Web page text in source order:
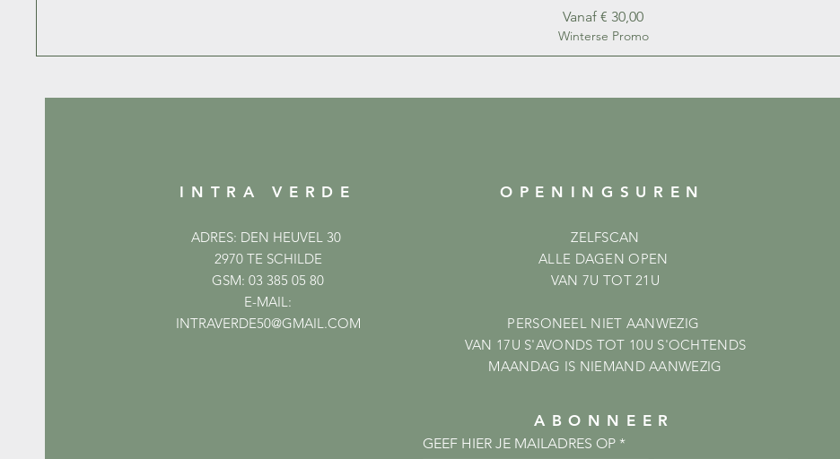
Vanaf € 30,00
Verkoopprijs
Winterse Promo
INTRA VERDE
ADRES: DEN HEUVEL 30
2970 TE SCHILDE
GSM: 03 385 05 80
E-MAIL:
INTRAVERDE50@GMAIL.COM
OPENINGSUREN
ZELFSCAN
ALLE DAGEN OPEN
VAN 7U TOT 21U
PERSONEEL NIET AANWEZIG
VAN 17U S'AVONDS TOT 10U S'OCHTENDS
MAANDAG IS NIEMAND AANWEZIG
ABONNEER
GEEF HIER JE MAILADRES OP